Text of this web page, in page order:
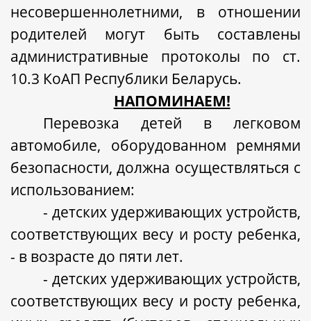
несовершеннолетними, в отношении
родителей могут быть составлены
административные протоколы по ст.
10.3 КоАП Республики Беларусь.
НАПОМИНАЕМ!
Перевозка детей в легковом
автомобиле, оборудованном ремнями
безопасности, должна осуществляться с
использованием:
- детских удерживающих устройств,
соответствующих весу и росту ребенка,
- в возрасте до пяти лет.
- детских удерживающих устройств,
соответствующих весу и росту ребенка,